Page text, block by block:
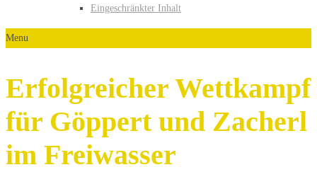
Eingeschränkter Inhalt
Menu
Erfolgreicher Wettkampf
für Göppert und Zacherl
im Freiwasser